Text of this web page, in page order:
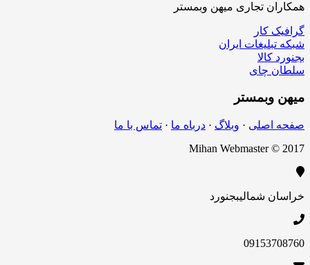
تجاری میهن وبمستر
ایران
چای
وبمستر
· وبلاگ · درباه ما · تماس با ما
Mihan Webmaster
شمالیبجنورد